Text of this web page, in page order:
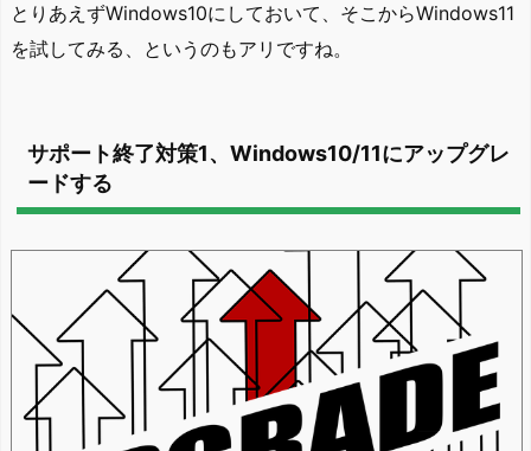
とりあえずWindows10にしておいて、そこからWindows11
を試してみる、というのもアリですね。
サポート終了対策1、Windows10/11にアップグレ
ードする